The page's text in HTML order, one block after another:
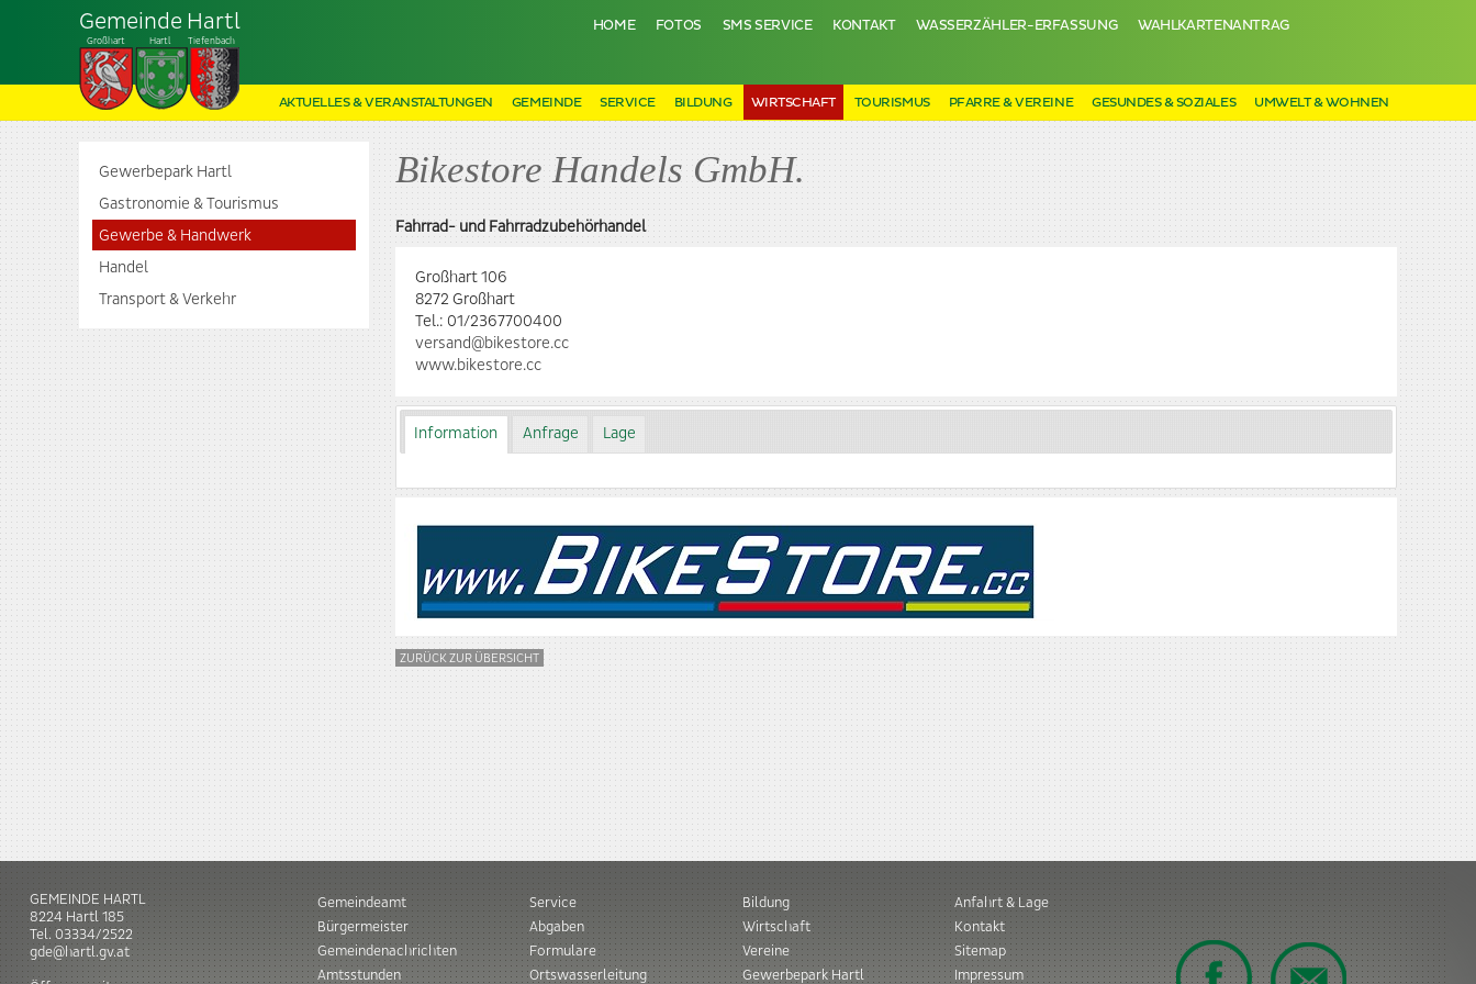
Gemeinde Hartl
Großhart Hartl Tiefenbach
HOME FOTOS SMS SERVICE KONTAKT WASSERZÄHLER-ERFASSUNG WAHLKARTENANTRAG
AKTUELLES & VERANSTALTUNGEN GEMEINDE SERVICE BILDUNG WIRTSCHAFT TOURISMUS PFARRE & VEREINE GESUNDES & SOZIALES UMWELT & WOHNEN
Gewerbepark Hartl
Gastronomie & Tourismus
Gewerbe & Handwerk
Handel
Transport & Verkehr
Bikestore Handels GmbH.
Fahrrad- und Fahrradzubehörhandel
Großhart 106
8272 Großhart
Tel.: 01/2367700400
versand@bikestore.cc
www.bikestore.cc
Information Anfrage Lage
ZURÜCK ZUR ÜBERSICHT
GEMEINDE HARTL
8224Hartl185
Tel. 03334/2522
gde@hartl.gv.at
Gemeindeamt
Bürgermeister
Gemeindenachrichten
Amtsstunden
Service
Abgaben
Formulare
Ortswasserleitung
Bildung
Wirtschaft
Vereine
Gewerbepark Hartl
Anfahrt & Lage
Kontakt
Sitemap
Impressum